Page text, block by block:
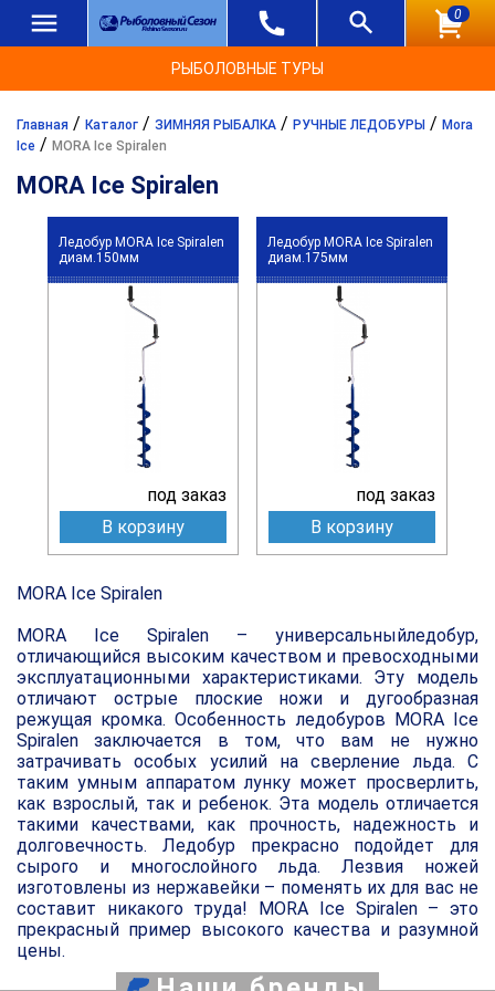
0
РЫБОЛОВНЫЕ ТУРЫ
Главная / Каталог / ЗИМНЯЯ РЫБАЛКА / РУЧНЫЕ ЛЕДОБУРЫ / Mora
Ice / MORA Ice Spiralen
MORA Ice Spiralen
Ледобур MORA Ice Spiralen
диам.150мм
под заказ
В корзину
Ледобур MORA Ice Spiralen
диам.175мм
под заказ
В корзину
MORA Ice Spiralen
MORA Ice Spiralen – универсальныйледобур,
отличающийся высоким качеством и превосходными
эксплуатационными характеристиками. Эту модель
отличают острые плоские ножи и дугообразная
режущая кромка. Особенность ледобуров MORA Ice
Spiralen заключается в том, что вам не нужно
затрачивать особых усилий на сверление льда. С
таким умным аппаратом лунку может просверлить,
как взрослый, так и ребенок. Эта модель отличается
такими качествами, как прочность, надежность и
долговечность. Ледобур прекрасно подойдет для
сырого и многослойного льда. Лезвия ножей
изготовлены из нержавейки – поменять их для вас не
составит никакого труда! MORA Ice Spiralen – это
прекрасный пример высокого качества и разумной
цены.